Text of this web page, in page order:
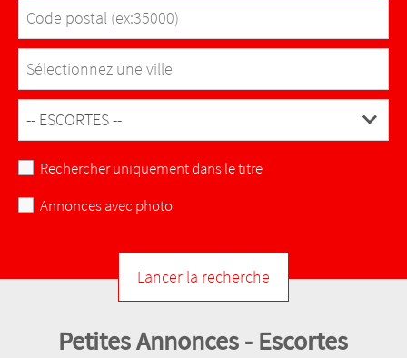
Sélectionnez une ville
L'Abergement-de-Varey
Ambérieux-en-Dombes
Rechercher uniquement dans le titre
Annonces avec photo
Petites Annonces - Escortes